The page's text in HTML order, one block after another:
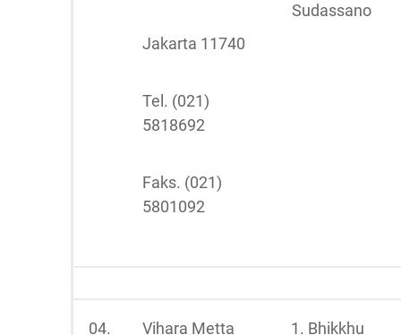
Jakarta 11740
Tel. (021)
5818692
Faks. (021)
5801092
Sudassano
04. Vihara Metta 1. Bhikkhu